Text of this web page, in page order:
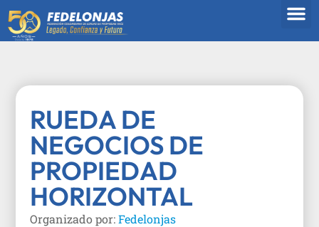
RUEDA DE
NEGOCIOS DE
PROPIEDAD
HORIZONTAL
Organizado por:Fedelonjas